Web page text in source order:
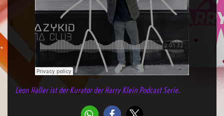
Leon Haller ist der Kurator der Harry Klein Podcast Serie.